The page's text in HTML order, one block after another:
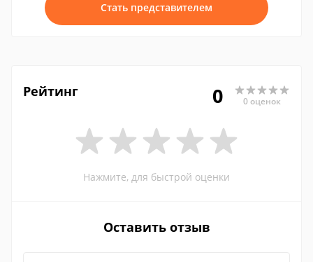
Стать представителем
Рейтинг 0 0 оценок
Нажмите, для быстрой оценки
Оставить отзыв